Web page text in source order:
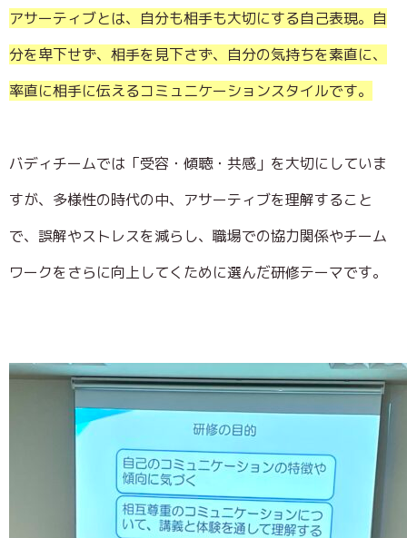
アサーティブとは、自分も相手も大切にする自己表現。自
分を卑下せず、相手を見下さず、自分の気持ちを素直に、
率直に相手に伝えるコミュニケーションスタイルです。
バディチームでは「受容・傾聴・共感」を大切にしていま
すが、多様性の時代の中、アサーティブを理解すること
で、誤解やストレスを減らし、職場での協力関係やチーム
ワークをさらに向上してくために選んだ研修テーマです。